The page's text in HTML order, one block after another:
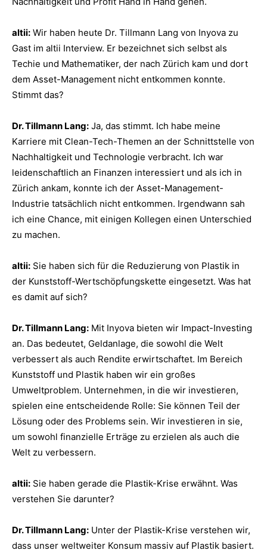
altii: Wir haben heute Dr. Tillmann Lang von Inyova zu
Gast im altii Interview. Er bezeichnet sich selbst als
Techie und Mathematiker, der nach Zürich kam und dort
dem Asset-Management nicht entkommen konnte.
Stimmt das?
Dr. Tillmann Lang: Ja, das stimmt. Ich habe meine
Karriere mit Clean-Tech-Themen an der Schnittstelle von
Nachhaltigkeit und Technologie verbracht. Ich war
leidenschaftlich an Finanzen interessiert und als ich in
Zürich ankam, konnte ich der Asset-Management-
Industrie tatsächlich nicht entkommen. Irgendwann sah
ich eine Chance, mit einigen Kollegen einen Unterschied
zu machen.
altii: Sie haben sich für die Reduzierung von Plastik in
der Kunststoff-Wertschöpfungskette eingesetzt. Was hat
es damit auf sich?
Dr. Tillmann Lang: Mit Inyova bieten wir Impact-Investing
an. Das bedeutet, Geldanlage, die sowohl die Welt
verbessert als auch Rendite erwirtschaftet. Im Bereich
Kunststoff und Plastik haben wir ein großes
Umweltproblem. Unternehmen, in die wir investieren,
spielen eine entscheidende Rolle: Sie können Teil der
Lösung oder des Problems sein. Wir investieren in sie,
um sowohl finanzielle Erträge zu erzielen als auch die
Welt zu verbessern.
altii: Sie haben gerade die Plastik-Krise erwähnt. Was
verstehen Sie darunter?
Dr. Tillmann Lang: Unter der Plastik-Krise verstehen wir,
dass unser weltweiter Konsum massiv auf Plastik basiert.